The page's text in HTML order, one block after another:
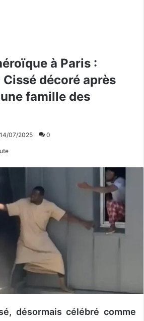
à Paris :
décoré après
famille des
14/07/2025 0
désormais célébré comme